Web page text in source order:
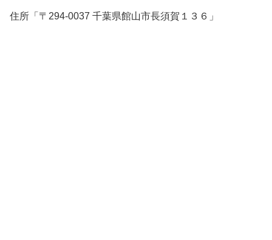
住所「〒294-0037 千葉県館山市長須賀１３６」